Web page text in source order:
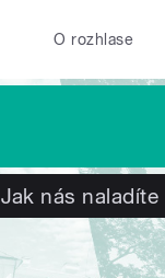
O rozhlase
Jak nás naladíte